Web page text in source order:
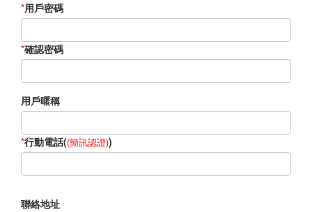
*用戶密碼
*確認密碼
用戶暱稱
*行動電話((簡訊認證))
聯絡地址